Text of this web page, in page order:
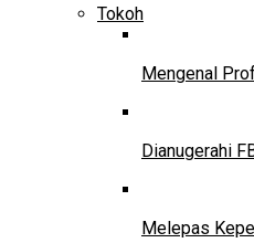
Tokoh
Mengenal
Dianugerahi
Melepas